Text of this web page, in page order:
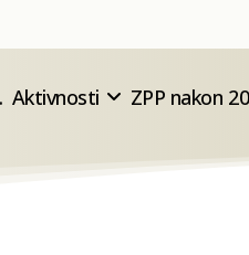
Aktivnosti ZPP nakon